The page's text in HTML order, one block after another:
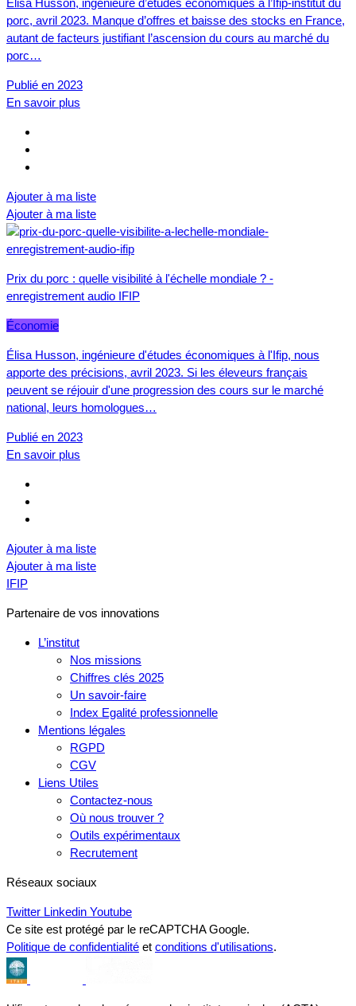
Elisa Husson, ingénieure d’études économiques à l’Ifip-institut du
porc, avril 2023. Manque d’offres et baisse des stocks en France,
autant de facteurs justifiant l’ascension du cours au marché du
porc…
Publié en 2023
En savoir plus
Ajouter à ma liste
Ajouter à ma liste
Prix du porc : quelle visibilité à l'échelle mondiale ? -
enregistrement audio IFIP
Économie
Élisa Husson, ingénieure d'études économiques à l'Ifip, nous
apporte des précisions, avril 2023. Si les éleveurs français
peuvent se réjouir d'une progression des cours sur le marché
national, leurs homologues…
Publié en 2023
En savoir plus
Ajouter à ma liste
Ajouter à ma liste
IFIP
Partenaire de vos innovations
L’institut
Nos missions
Chiffres clés 2025
Un savoir-faire
Index Egalité professionnelle
Mentions légales
RGPD
CGV
Liens Utiles
Contactez-nous
Où nous trouver ?
Outils expérimentaux
Recrutement
Réseaux sociaux
Twitter Linkedin Youtube
Ce site est protégé par le reCAPTCHA Google.
Politique de confidentialité et conditions d'utilisations.